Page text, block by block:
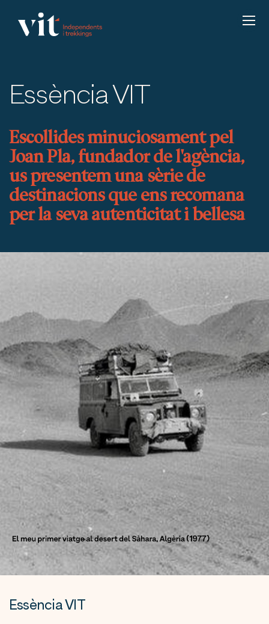
Essència VIT
Escollides minuciosament pel
Joan Pla, fundador de l'agència,
us presentem una sèrie de
destinacions que ens recomana
per la seva autenticitat i bellesa
Essència VIT